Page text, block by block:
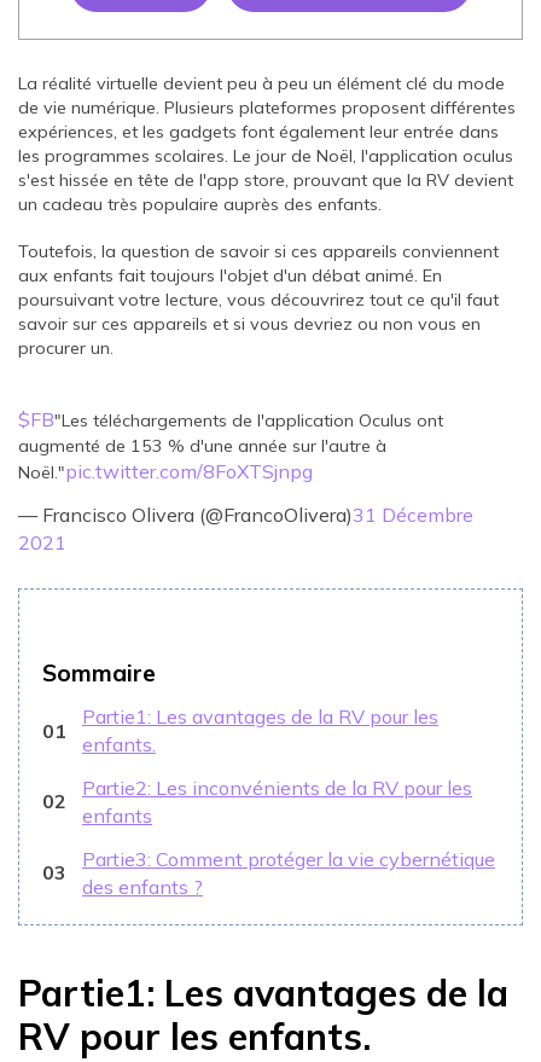
La réalité virtuelle devient peu à peu un élément clé du mode
de vie numérique. Plusieurs plateformes proposent différentes
expériences, et les gadgets font également leur entrée dans
les programmes scolaires. Le jour de Noël, l'application oculus
s'est hissée en tête de l'app store, prouvant que la RV devient
un cadeau très populaire auprès des enfants.
Toutefois, la question de savoir si ces appareils conviennent
aux enfants fait toujours l'objet d'un débat animé. En
poursuivant votre lecture, vous découvrirez tout ce qu'il faut
savoir sur ces appareils et si vous devriez ou non vous en
procurer un.
$FB"Les téléchargements de l'application Oculus ont
augmenté de 153 % d'une année sur l'autre à
Noël."pic.twitter.com/8FoXTSjnpg
— Francisco Olivera (@FrancoOlivera)31 Décembre
2021
Sommaire
01
Partie1: Les avantages de la RV pour les
enfants.
02
Partie2: Les inconvénients de la RV pour les
enfants
03
Partie3: Comment protéger la vie cybernétique
des enfants ?
Partie1: Les avantages de la
RV pour les enfants.